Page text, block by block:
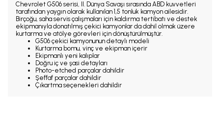
Chevrolet G506 serisi, II. Dünya Savaşı sırasında ABD kuvvetleri
tarafından yaygın olarak kullanılan 1,5 tonluk kamyon ailesidir.
Birçoğu, saha servis çalışmaları için kaldırma tertibatı ve destek
ekipmanıyla donatılmış çekici kamyonlar da dahil olmak üzere
kurtarma ve atölye görevleri için dönüştürülmüştür.
G506 çekici kamyonunun detaylı modeli
Kurtarma bomu, vinç ve ekipman içerir
Ekipmanlı yeni kalıplar
Doğru iç ve şasi detayları
Photo-etched parçalar dahildir
Şeffaf parçalar dahildir
Çıkartma seçenekleri dahildir